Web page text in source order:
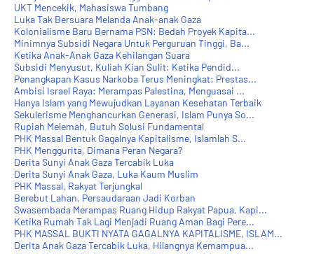
UKT Mencekik, Mahasiswa Tumbang
Luka Tak Bersuara Melanda Anak-anak Gaza
Kolonialisme Baru Bernama PSN: Bedah Proyek Kapita...
Minimnya Subsidi Negara Untuk Perguruan Tinggi, Ba...
Ketika Anak-Anak Gaza Kehilangan Suara
Subsidi Menyusut, Kuliah Kian Sulit: Ketika Pendid...
Penangkapan Kasus Narkoba Terus Meningkat: Prestas...
Ambisi Israel Raya: Merampas Palestina, Menguasai ...
Hanya Islam yang Mewujudkan Layanan Kesehatan Terbaik
Sekulerisme Menghancurkan Generasi, Islam Punya So...
Rupiah Melemah, Butuh Solusi Fundamental
PHK Massal Bentuk Gagalnya Kapitalisme, Islamlah S...
PHK Menggurita, Dimana Peran Negara?
Derita Sunyi Anak Gaza Tercabik Luka
Derita Sunyi Anak Gaza, Luka Kaum Muslim
PHK Massal, Rakyat Terjungkal
Berebut Lahan, Persaudaraan Jadi Korban
Swasembada Merampas Ruang Hidup Rakyat Papua, Kapi...
Ketika Rumah Tak Lagi Menjadi Ruang Aman Bagi Pere...
PHK MASSAL BUKTI NYATA GAGALNYA KAPITALISME, ISLAM...
Derita Anak Gaza Tercabik Luka, Hilangnya Kemampua...